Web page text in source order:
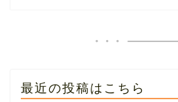
最近の投稿はこちら